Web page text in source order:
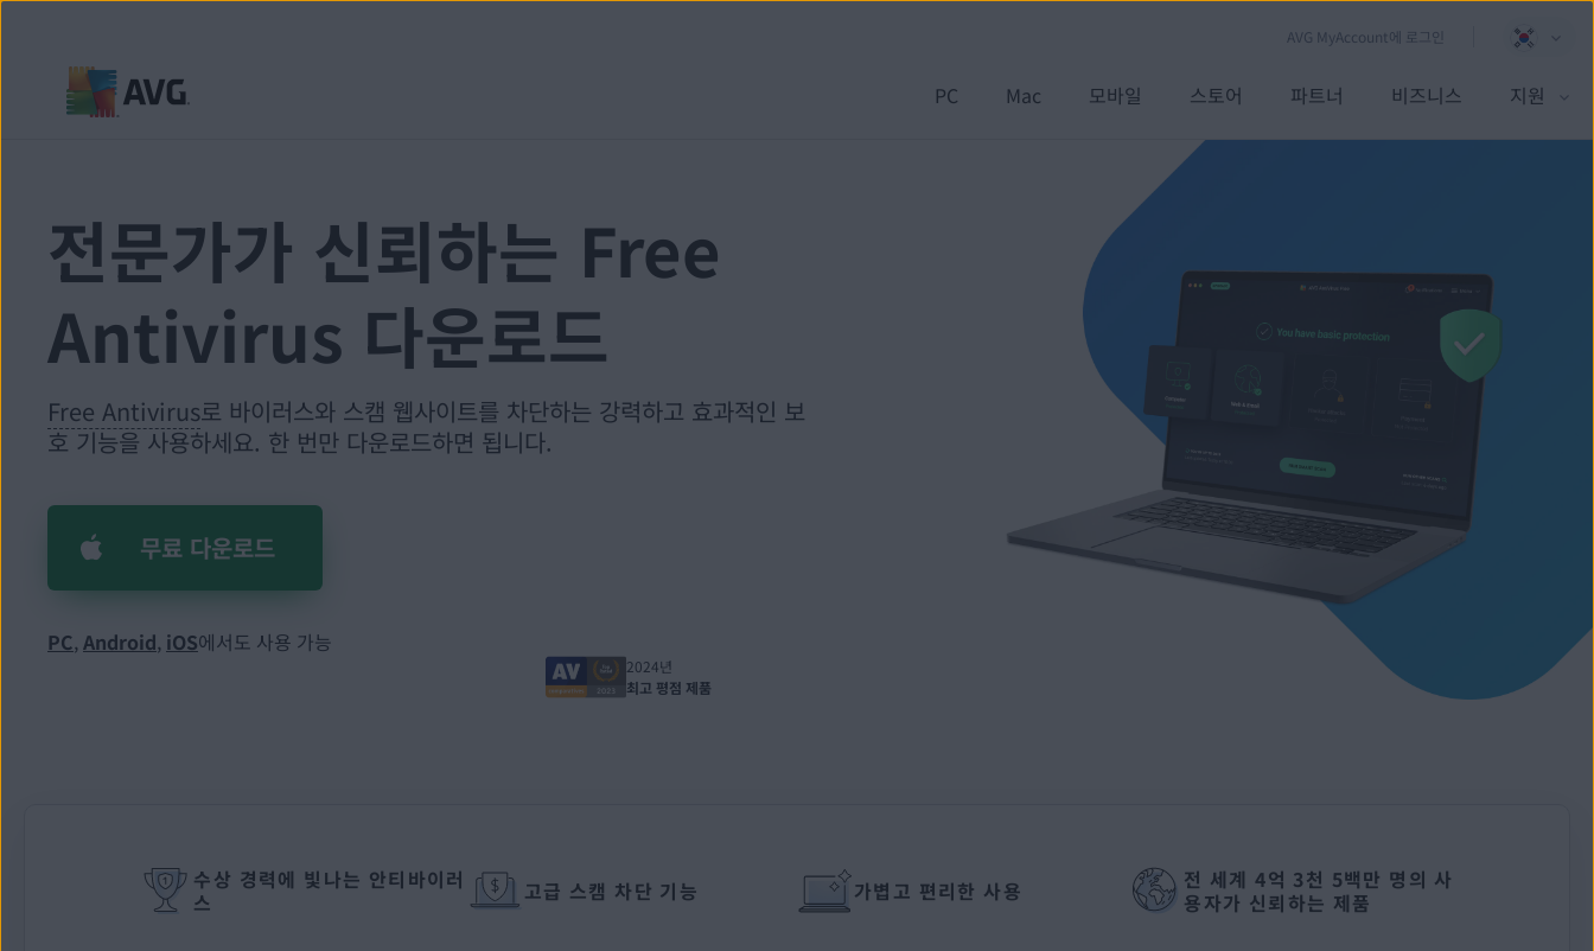
AVG MyAccount에 로그인
뛰
기
PC Mac 모바일 스토어 파트너 비즈니스 지원
전문가가 신뢰하는 Free
Antivirus 다운로드
Free Antivirus로 바이러스와 스캠 웹사이트를 차단하는 강력하고 효과적인 보
호 기능을 사용하세요. 한 번만 다운로드하면 됩니다.
무료 다운로드
PC, Android, iOS에서도 사용 가능
2024년
최고 평점 제품
수상 경력에 빛나는 안티바이러
스
고급 스캠 차단 기능 가볍고 편리한 사용
전 세계 4억 3천 5백만 명의 사
용자가 신뢰하는 제품